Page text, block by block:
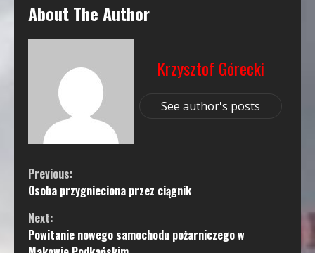
About The Author
Krzysztof Górecki
See author's posts
Continue
Reading
Previous:
Osoba przygnieciona przez ciągnik
Next:
Powitanie nowego samochodu pożarniczego w